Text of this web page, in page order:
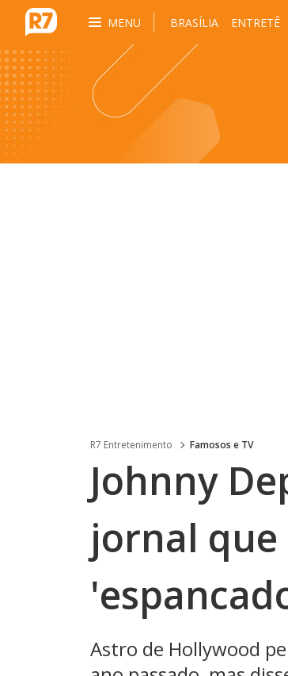
MENU BRASÍLIA ENTRETÊ
R7 Entretenimento Famosos e TV
Johnny
jornal que
Astro de Hollywood